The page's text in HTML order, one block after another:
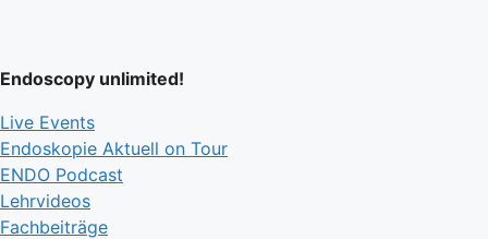
Endoscopy unlimited!
Live Events
Endoskopie Aktuell on Tour
ENDO Podcast
Lehrvideos
Fachbeiträge